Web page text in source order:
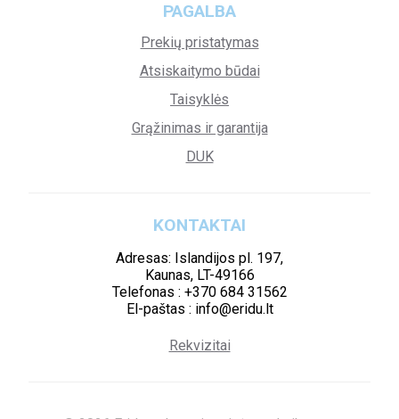
PAGALBA
Prekių pristatymas
Atsiskaitymo būdai
Taisyklės
Grąžinimas ir garantija
DUK
KONTAKTAI
Adresas: Islandijos pl. 197,
Kaunas, LT-49166
Telefonas : +370 684 31562
El-paštas : info@eridu.lt
Rekvizitai